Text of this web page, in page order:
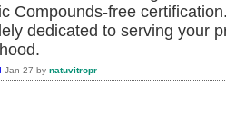
Compounds-free
dedicated to serving your
Jan 27 by natuvitropr